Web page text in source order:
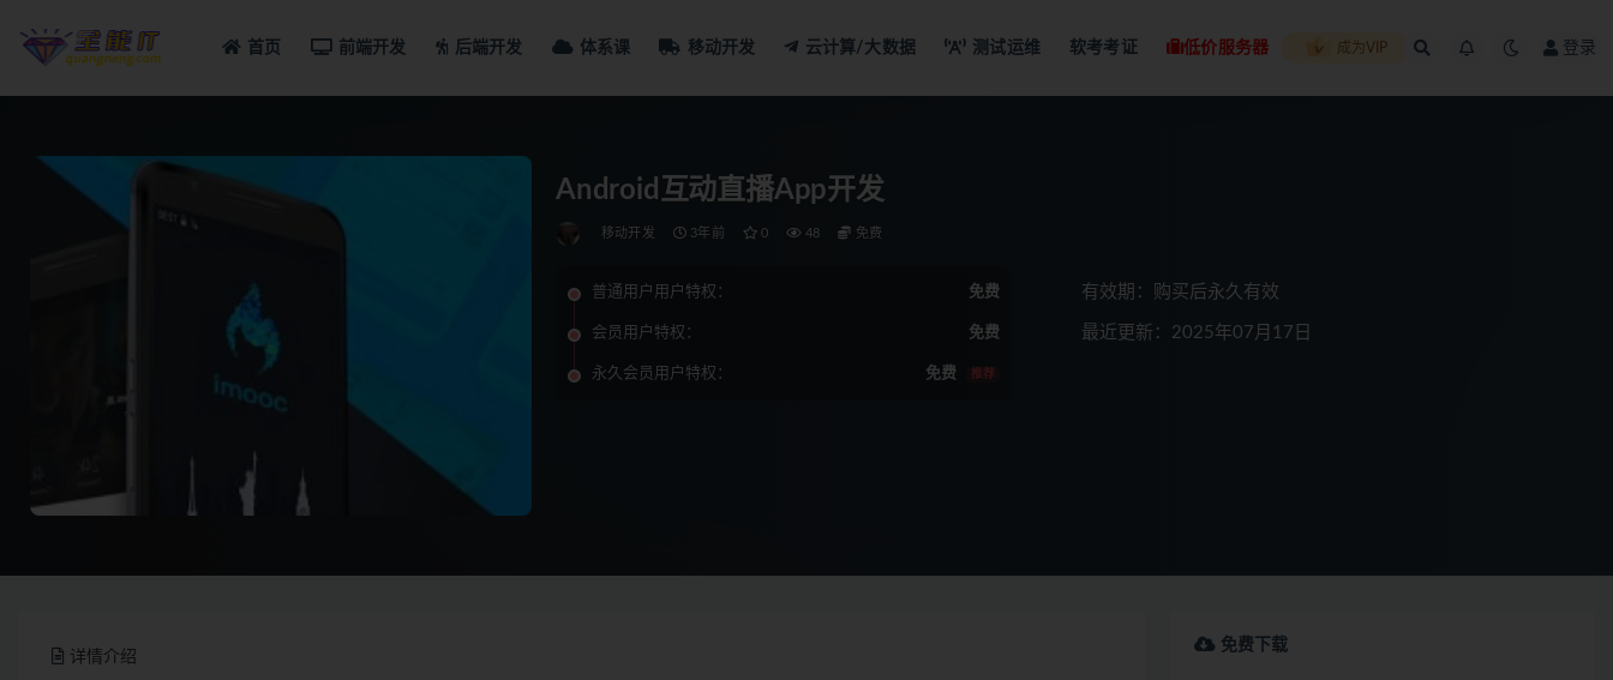
首页 前端开发 后端开发 体系课 移动开发 云计算/大数据 测试运维 软考考证 低价服务器 成为VIP 登录
Android互动直播App开发
移动开发 3年前 0 48 免费
普通用户用户特权： 免费
会员用户特权： 免费
永久会员用户特权： 免费 推荐
有效期：购买后永久有效
最近更新：2025年07月17日
详情介绍
免费下载